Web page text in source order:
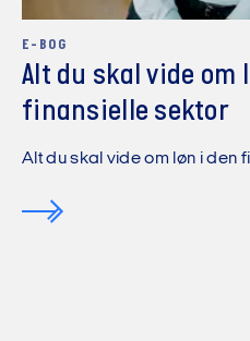
E-BOG
Alt du skal vide om
finansielle sektor
Alt du skal vide om løn i den